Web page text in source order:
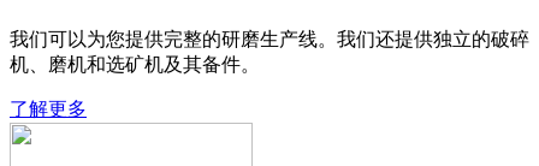
我们可以为您提供完整的研磨生产线。我们还提供独立的破碎
机、磨机和选矿机及其备件。
了解更多